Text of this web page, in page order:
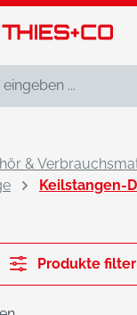
&
Keilstangen-
Produkte